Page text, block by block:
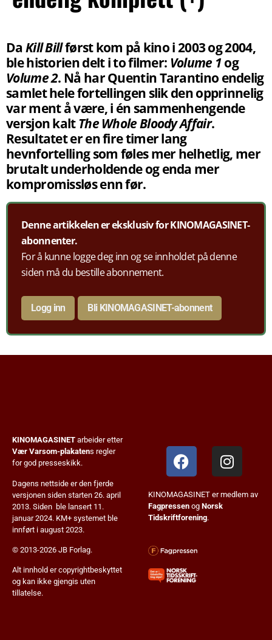
DaKill Billførst kom på kino i 2003 og 2004,
ble historien delt i to filmer: Volume 1og
Volume 2. Nå har Quentin Tarantino endelig
samlet hele fortellingen slik den opprinnelig
var ment å være, i én sammenhengende
versjon kaltThe Whole Bloody Affair.
Resultatet er en fire timer lang
hevnfortelling som føles mer helhetlig, mer
brutalt underholdende og enda mer
kompromissløs enn før.
Denne artikkelen er eksklusiv for KINOMAGASINET-
abonnenter.
For å kunne logge deg inn og se innholdet på denne
siden må du bestille abonnement.
Logg inn Bli KINOMAGASINET-abonnent
KINOMAGASINET arbeider etter
Vær Varsom-plakatens regler
for god presseskikk.
Dagens nettside er den fjerde
versjonen siden starten 26. april
2013. Siden ble lansert 11.
januar 2024. KM+ systemet ble
innført i august 2023.
© 2013-2026 JB Forlag.
Alt innhold er copyrightbeskyttet
og kan ikke gjengis uten
tillatelse.
KINOMAGASINET er medlem av
Fagpressen og Norsk
Tidskriftforening.